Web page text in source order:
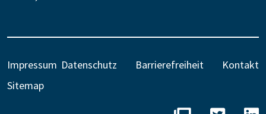
Impressum Datenschutz Barrierefreiheit
Kontakt
Sitemap